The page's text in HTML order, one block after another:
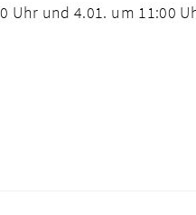
Uhr und 4.01. um 11:00